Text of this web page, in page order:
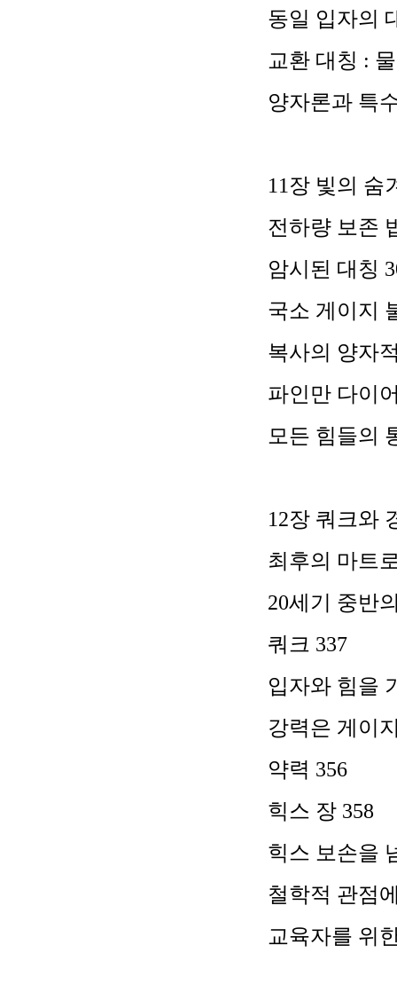
동일 입자의
교환 대칭 :
양자론과 특
11 장 빛의 숨
전하량 보존
암시된 대칭
국소 게이지
복사의 양자
파인만 다이
모든 힘들의
12장 쿼크와
최후의 마트
20세기 중반
쿼크 337
입자와 힘을
강력은 게이
약력 356
힉스 장 358
힉스 보손을
철학적 관점
교육자를 위